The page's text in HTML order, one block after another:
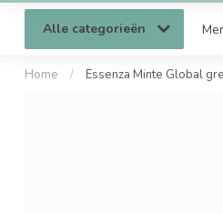
Alle categorieën
Home / Essenza Minte Global